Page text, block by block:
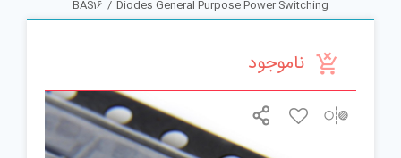
Diodes General Purpose Power Switching
/
BAS16
ناموجود